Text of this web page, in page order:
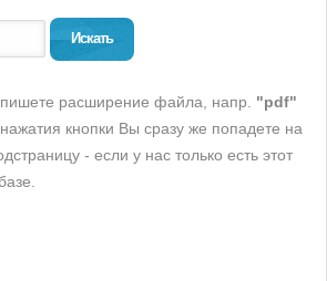
Искать
расширение файла, напр. "pdf"
кнопки Вы сразу же попадете на
- если у нас только есть этот